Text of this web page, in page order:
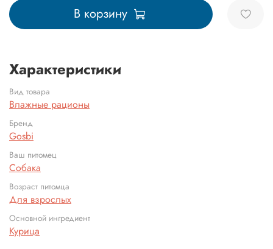
В корзину
Характеристики
Вид товара
Влажные рационы
Бренд
Gosbi
Ваш питомец
Собака
Возраст питомца
Для взрослых
Основной ингредиент
Курица